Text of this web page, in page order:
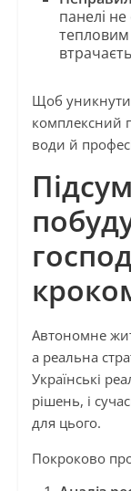
панелі
тепловим
Щоб уникнути
комплексний
води й
Автономне
а реальна
Українські
рішень, і
для цього.
Покроково